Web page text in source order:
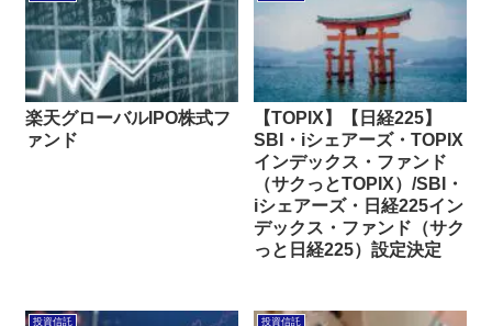
楽天グローバルIPO株式フ
ァンド
【TOPIX】【日経225】
SBI・iシェアーズ・TOPIX
インデックス・ファンド
（サクっとTOPIX）/SBI・
iシェアーズ・日経225イン
デックス・ファンド（サク
っと日経225）設定決定
投資信託 投資信託